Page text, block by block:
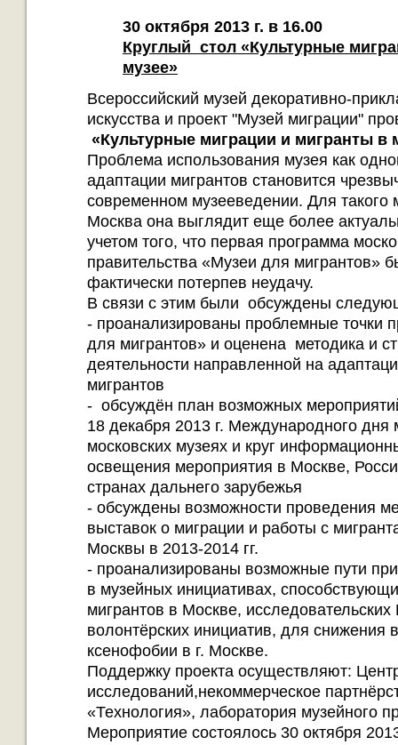
30 октября 2013 г. в 16.00
Круглый стол «Культурные
музее»
Всероссийский музей декоративно-
искусства и проект "Музей миграции"
«Культурные миграции и мигранты в
Проблема использования музея как
адаптации мигрантов становится
современном музееведении. Для такого
Москва она выглядит еще более
учетом того, что первая программа
правительства «Музеи для мигрантов»
фактически потерпев неудачу.
В связи с этим были обсуждены
- проанализированы проблемные точки
для мигрантов» и оценена методика и
деятельности направленной на
мигрантов
- обсуждён план возможных
18 декабря 2013 г. Международного дня
московских музеях и круг
освещения мероприятия в Москве,
странах дальнего зарубежья
- обсуждены возможности проведения
выставок о миграции и работы с
Москвы в 2013-2014 гг.
- проанализированы возможные пути
в музейных инициативах,
мигрантов в Москве,
волонтёрских инициатив, для снижения
ксенофобии в г. Москве.
Поддержку проекта осуществляют:
исследований,некоммерческое
«Технология», лаборатория музейного
Мероприятие состоялось 30 октября